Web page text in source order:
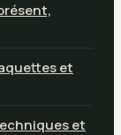
et
et